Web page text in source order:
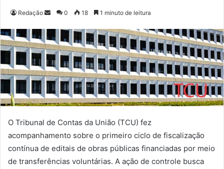
Redação
n
d
e
u
m
e
-
m
a
0 18 1 minuto de leitura
O Tribunal de Contas da União (TCU) fez
acompanhamento sobre o primeiro ciclo de fiscalização
contínua de editais de obras públicas financiadas por meio
de transferências voluntárias. A ação de controle busca